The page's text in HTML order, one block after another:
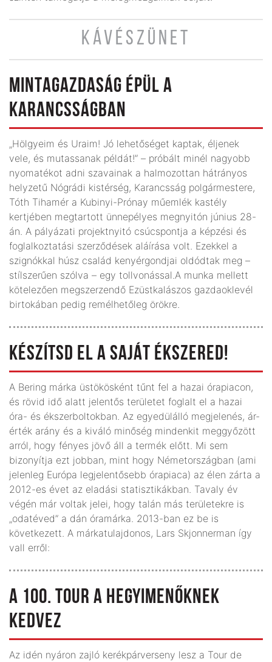
KÁVÉSZÜNET
MINTAGAZDASÁG ÉPÜL A
KARANCSSÁGBAN
„Hölgyeim és Uraim! Jó lehetőséget kaptak, éljenek
vele, és mutassanak példát!” – próbált minél nagyobb
nyomatékot adni szavainak a halmozottan hátrányos
helyzetű Nógrádi kistérség, Karancsság polgármestere,
Tóth Tihamér a Kubinyi-Prónay műemlék kastély
kertjében megtartott ünnepélyes megnyitón június 28-
án. A pályázati projektnyitó csúcspontja a képzési és
foglalkoztatási szerződések aláírása volt. Ezekkel a
szignókkal húsz család kenyérgondjai oldódtak meg –
stílszerűen szólva – egy tollvonással.A munka mellett
kötelezően megszerzendő Ezüstkalászos gazdaoklevél
birtokában pedig remélhetőleg örökre.
KÉSZÍTSD EL A SAJÁT ÉKSZERED!
A Bering márka üstökösként tűnt fel a hazai órapiacon,
és rövid idő alatt jelentős területet foglalt el a hazai
óra- és ékszerboltokban. Az egyedülálló megjelenés, ár-
érték arány és a kiváló minőség mindenkit meggyőzött
arról, hogy fényes jövő áll a termék előtt. Mi sem
bizonyítja ezt jobban, mint hogy Németországban (ami
jelenleg Európa legjelen­tősebb órapiaca) az élen zárta a
2012-es évet az eladási statisztikákban. Tavaly év
végén már voltak jelei, hogy talán más területekre is
„odatéved” a dán óramárka. 2013-ban ez be is
következett. A márkatulajdonos, Lars Skjonnerman így
vall erről:
A 100. TOUR A HEGYIMENŐKNEK
KEDVEZ
Az idén nyáron zajló kerékpárverseny lesz a Tour de